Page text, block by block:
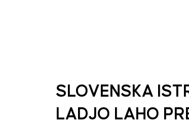
SLOVENSKA
LADJO LAHO